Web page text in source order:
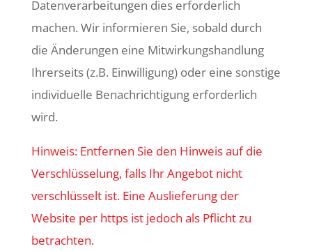
Datenverarbeitungen dies erforderlich
machen. Wir informieren Sie, sobald durch
die Änderungen eine Mitwirkungshandlung
Ihrerseits (z.B. Einwilligung) oder eine sonstige
individuelle Benachrichtigung erforderlich
wird.
Hinweis: Entfernen Sie den Hinweis auf die
Verschlüsselung, falls Ihr Angebot nicht
verschlüsselt ist. Eine Auslieferung der
Website per https ist jedoch als Pflicht zu
betrachten.